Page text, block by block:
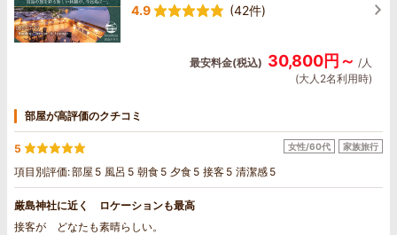
4.9
(42件)
最安料金(税込) 30,800円～ /人
(大人2名利用時)
部屋が高評価のクチコミ
5
項目別評価:部屋 5 風呂 5 朝食 5 夕食 5 接客 5 清潔感 5
女性/60代 家族旅行
厳島神社に近く ロケーションも最高
接客が どなたも素晴らしい。